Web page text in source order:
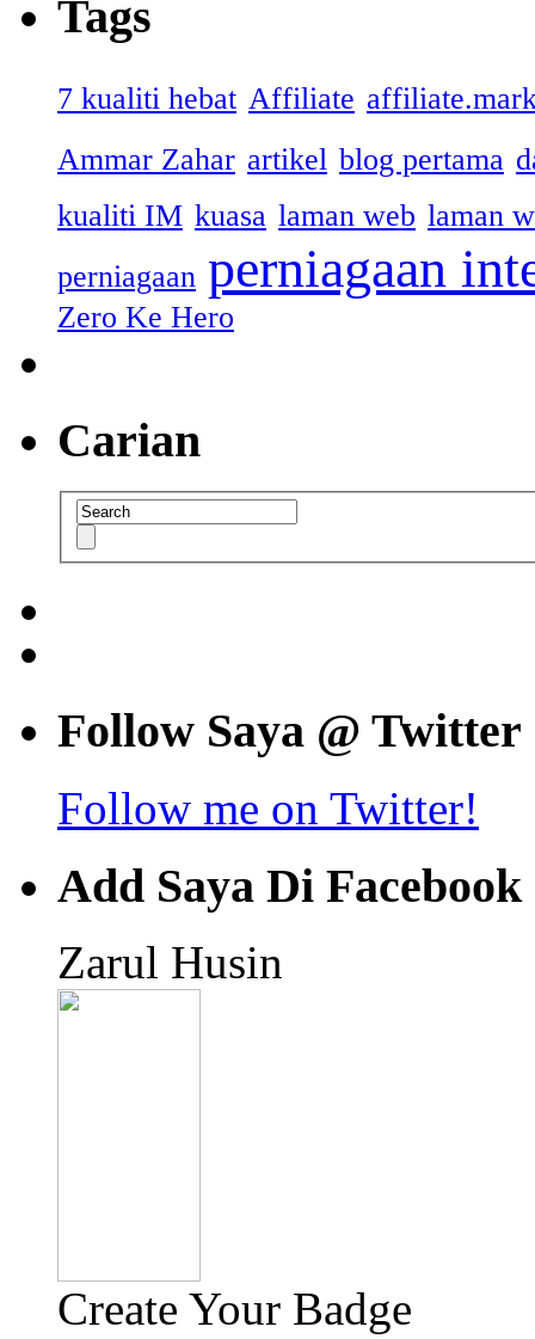
Tags
7 kualiti hebat Affiliate
Ammar Zahar artikel blog pertama
kualiti IM kuasa laman web laman
perniagaan perniagaan
Zero Ke Hero
Carian
Follow Saya @ Twitter
Follow me on Twitter!
Add Saya Di Facebook
Zarul Husin
Create Your Badge